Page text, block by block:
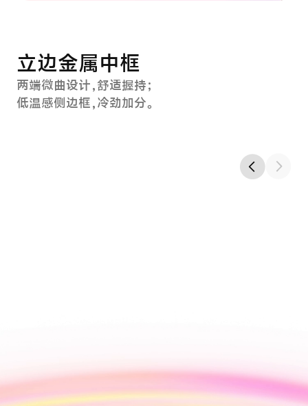
悬浮水滴冷雕玻璃
无缝一体顺滑，如“指尖滑滑梯”；
丝绒玻璃工艺，光感高级，手感温润。